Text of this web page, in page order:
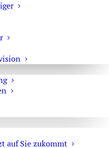
auf Sie zukommt